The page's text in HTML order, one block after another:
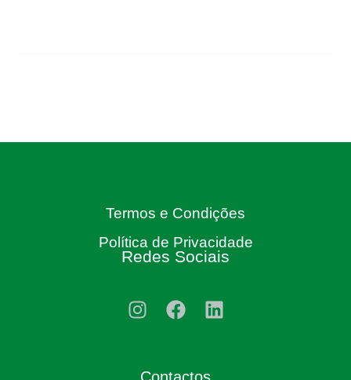
Termos e Condições
Política de Privacidade
Redes Sociais